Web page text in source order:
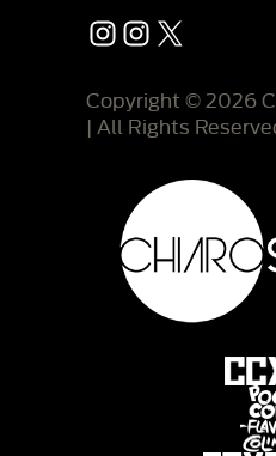
Instagram
Instagram
X
Copyright © 2026
| All Rights